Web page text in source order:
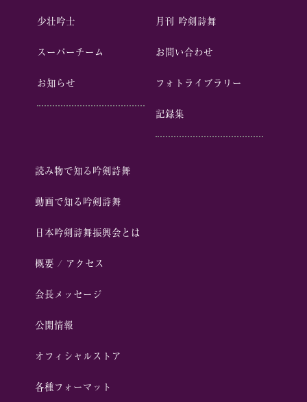
少壮吟⼠
スーパーチーム
お知らせ
⽉刊 吟剣詩舞
お問い合わせ
フォトライブラリー
記録集
読み物で知る吟剣詩舞
動画で知る吟剣詩舞
⽇本吟剣詩舞振興会とは
概要 / アクセス
会⻑メッセージ
公開情報
オフィシャルストア
各種フォーマット